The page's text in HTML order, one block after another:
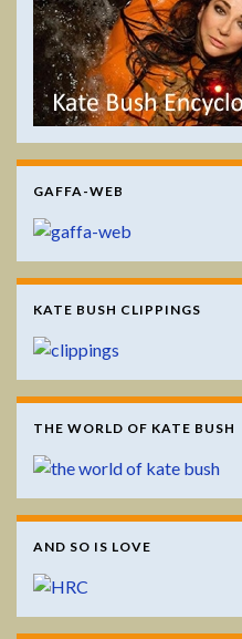
GAFFA-WEB
KATE BUSH CLIPPINGS
THE WORLD OF KATE BUSH
AND SO IS LOVE